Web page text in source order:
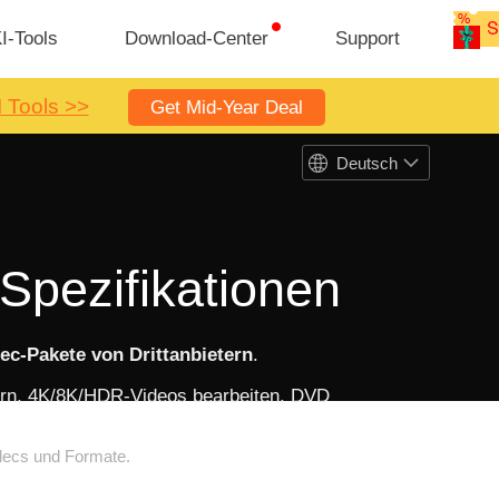
Tools Download-Center Support
Tools >> Get Mid-Year Deal
Deutsch
Pakete von Drittanbietern.
4K/8K/HDR-Videos bearbeiten, DVD
und Formate.